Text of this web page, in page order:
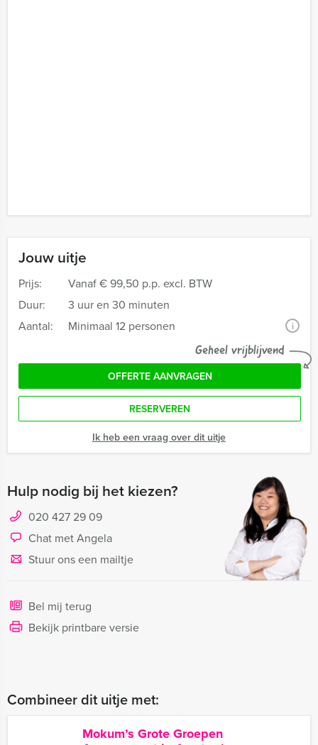
Jouw uitje
Prijs: Vanaf€ 99,50 p.p. excl. BTW
Duur:
3 uur en 30 minuten
Aantal:
Minimaal 12 personen i
Geheel vrijblijvend
OFFERTE AANVRAGEN
RESERVEREN
Ik heb een vraag over dit uitje
Hulp nodig bij het kiezen?
020 427 29 09
Chat met Angela
Stuur ons een mailtje
Bel mij terug
Bekijk printbare versie
Combineer dit uitje met:
Mokum’s Grote Groepen